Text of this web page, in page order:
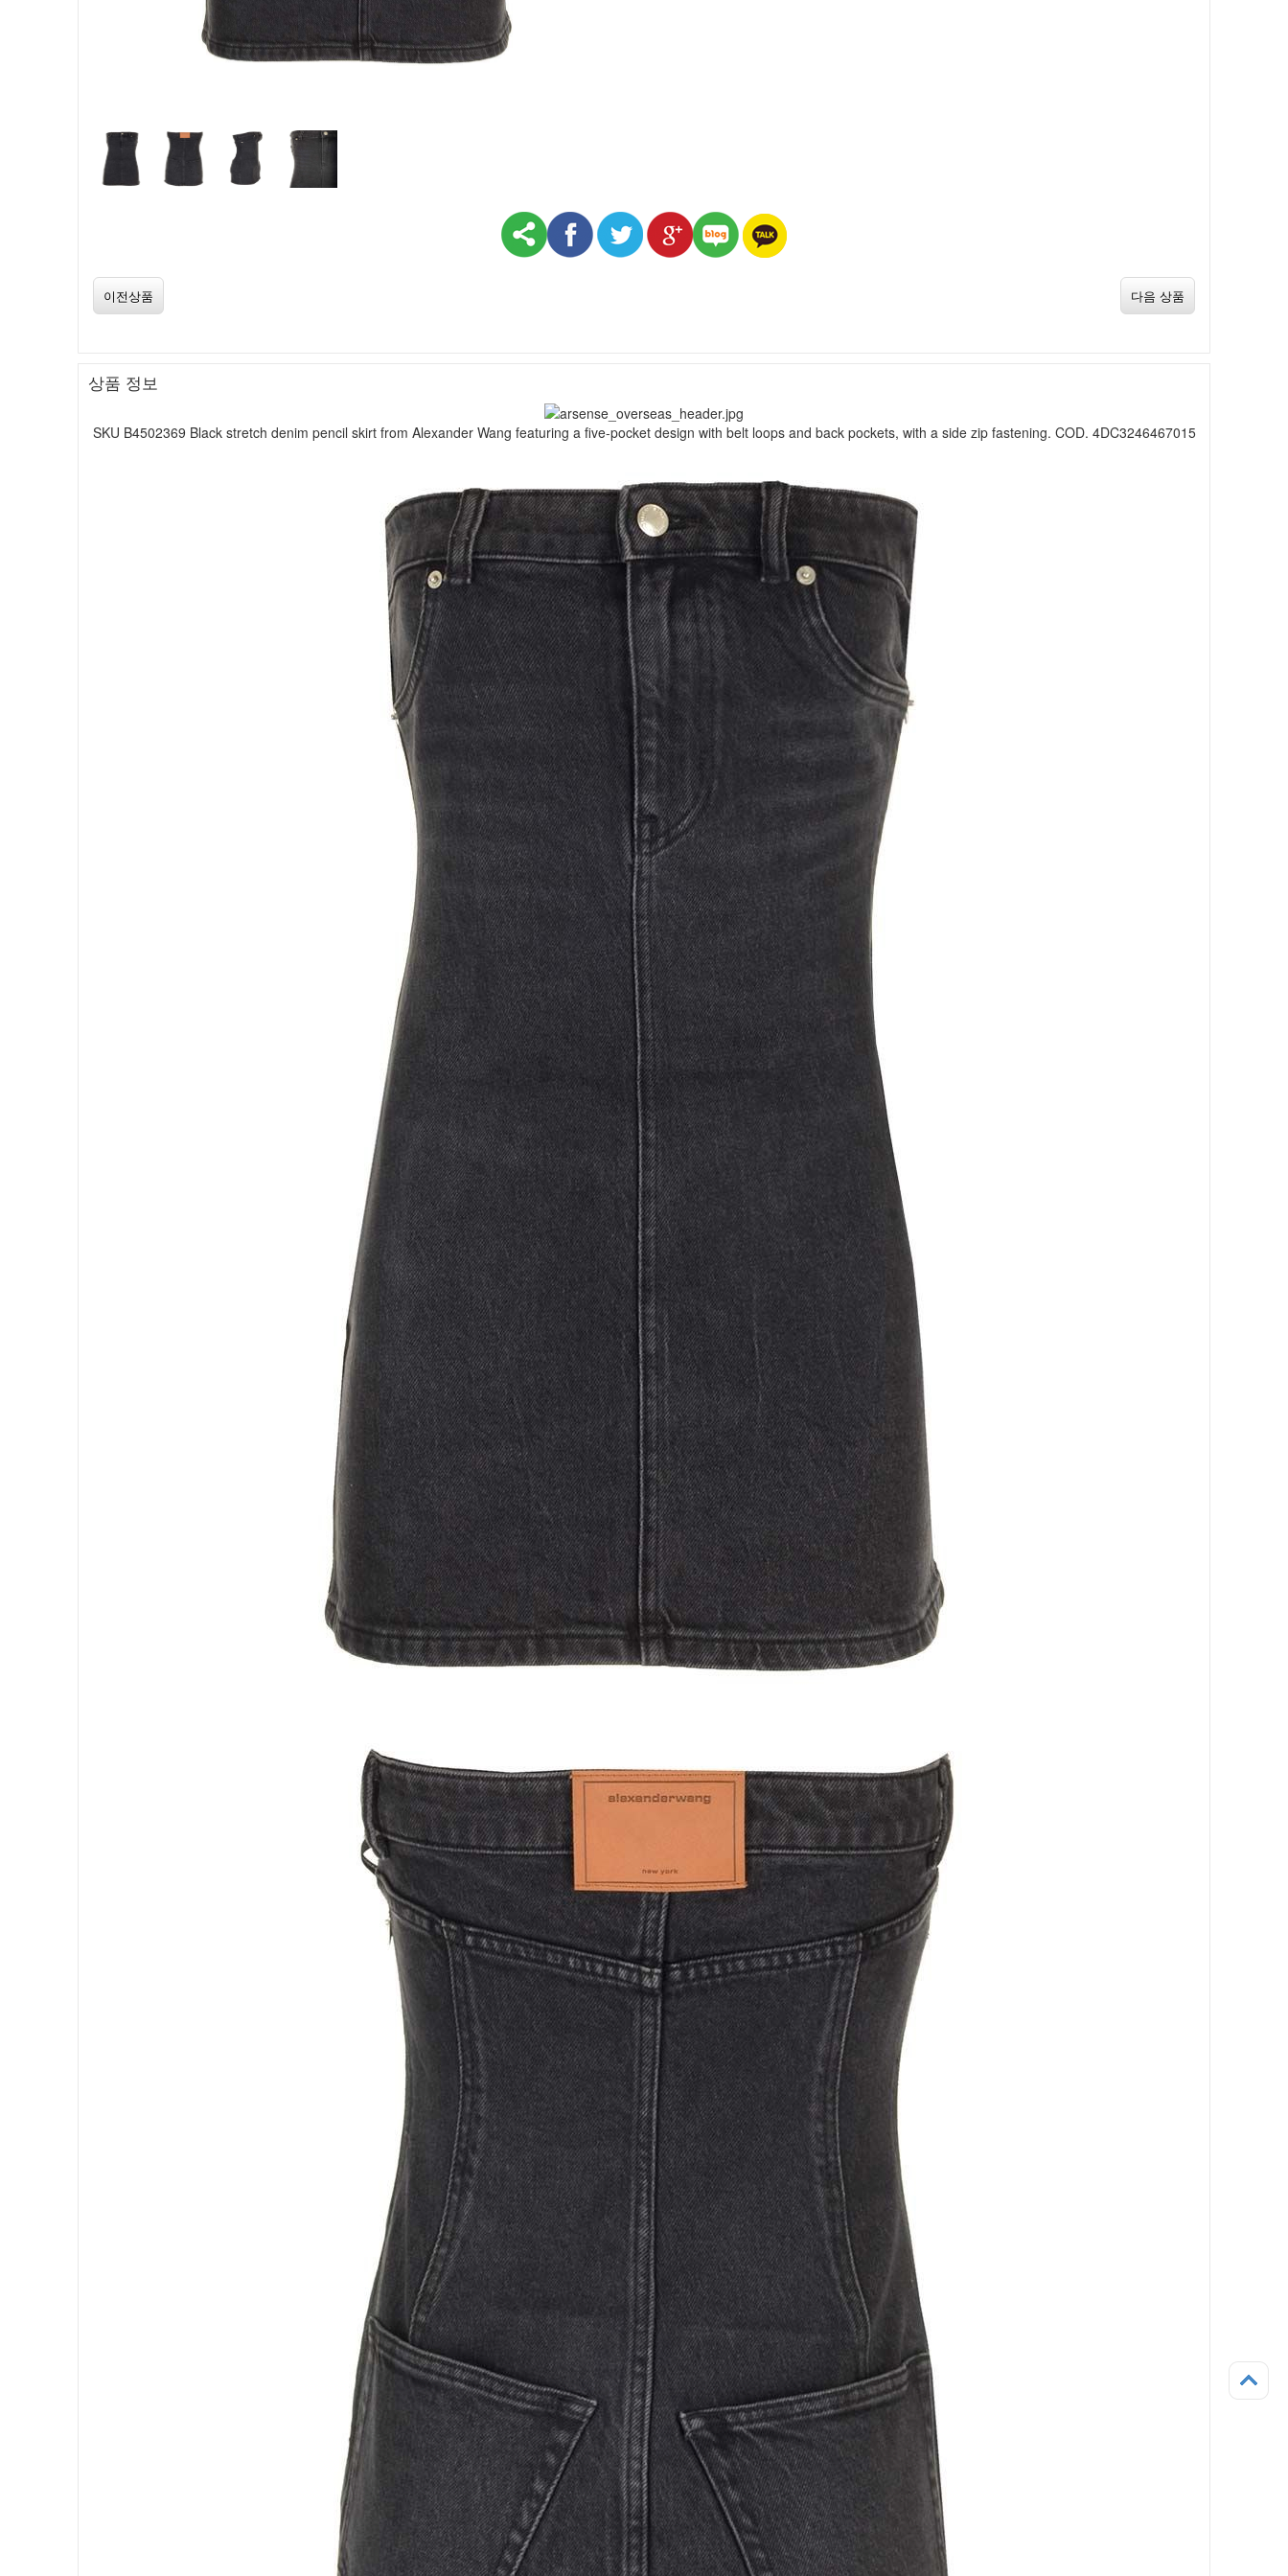
이전상품 다음 상품
상품 정보
SKU B4502369 Black stretch denim pencil skirt from Alexander Wang featuring a five-pocket design with belt loops and back pockets, with a side zip fastening. COD. 4DC3246467015